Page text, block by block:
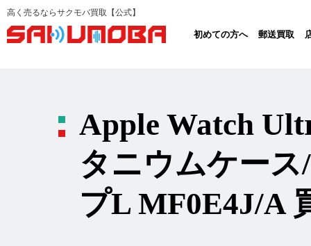
高く売るならサクモバ買取【公式】
初めての方へ 郵送買取
Apple Watch
タニウムケー
プL MF0E4J/A